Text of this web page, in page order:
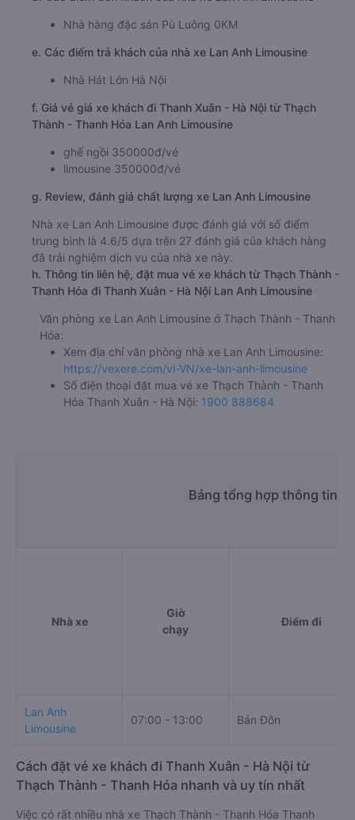
khoảng: 4.5 giờ
d. Các điểm đón khách của nhà xe Lan Anh Limousine
Nhà hàng đặc sản Pù Luông 0KM
e. Các điểm trả khách của nhà xe Lan Anh Limousine
f. Giá vé giá xe khách đi Thanh Xuân - Hà Nội từ Thạch
limousine 350000đ/vé
g. Review, đánh giá chất lượng xe Lan Anh Limousine
Nhà xe Lan Anh Limousine được đánh giá với số điểm
trung bình là 4.6/5 dựa trên 27 đánh giá của khách hàng
đã trải nghiệm dịch vụ của nhà xe này.
h. Thông tin liên hệ, đặt mua vé xe khách từ Thạch Thành -
Thanh Hóa đi Thanh Xuân - Hà Nội Lan Anh Limousine
Văn phòng xe Lan Anh Limousine ở Thạch Thành - Thanh
Hóa:
Xem địa chỉ văn phòng nhà xe Lan Anh Limousine:
Lan Anh
Limousine
07:00 - 13:00 Bản Đôn